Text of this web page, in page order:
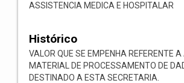
ASSISTENCIA MEDICA E HOSPITALAR
Histórico
VALOR QUE SE EMPENHA REFERENTE
MATERIAL DE PROCESSAMENTO DE
DESTINADO A ESTA SECRETARIA.